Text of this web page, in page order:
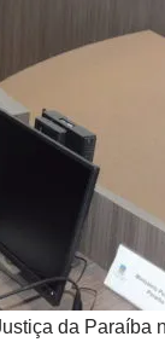
da Paraíba